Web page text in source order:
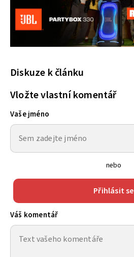
Diskuze k článku
Vložte vlastní komentář
Vaše jméno
nebo
Přihlásit se
Váš komentář